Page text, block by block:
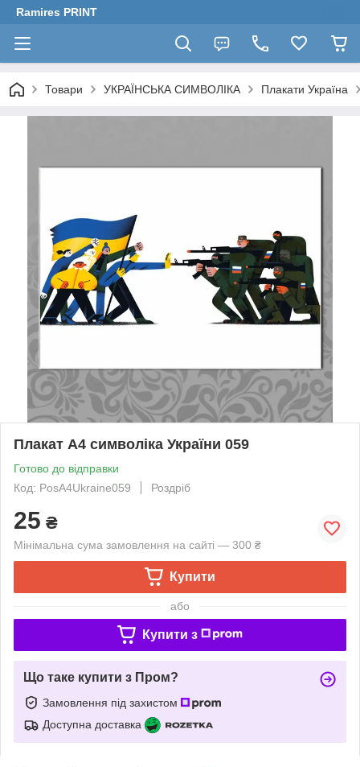
Ramires PRINT
Товари УКРАЇНСЬКА СИМВОЛІКА Плакати Україна
Плакат А4 символіка України 059
Готово до відправки
Код: PosA4Ukraine059
Роздріб
25 ₴
Мінімальна сума замовлення на сайті — 300 ₴
Купити
або
Купити з
Що таке купити з Пром?
Замовлення під захистом
Доступна доставка